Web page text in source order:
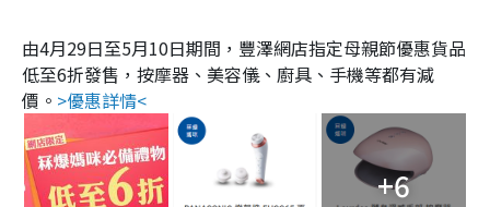
由4月29日至5月10日期間，豐澤網店指定母親節優惠貨品
低至6折發售，按摩器、美容儀、廚具、手機等都有減
價。 >優惠詳情<
+6